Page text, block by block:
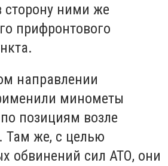
сторону ними же
прифронтового
направлении
минометы
позициям возле
Там же, с целью
обвинений сил АТО, они